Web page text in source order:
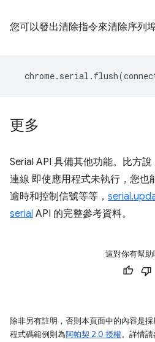
您可以發出清除指令來清除序列
chrome. serial . flush(
更多
Serial API 具備其他功能。比方
連線 即使應用程式未執行，您也
逾時和控制信號等等，
serial API 的完整參考資料。
這對你有幫助
除非另有註明，否則本頁面中的內容是採
程式碼範例則為阿帕契 2.0 授權。詳情